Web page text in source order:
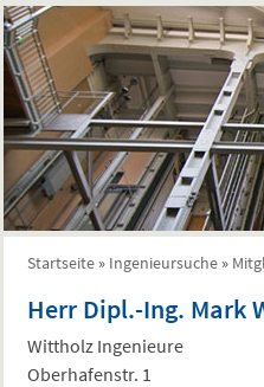
Sie sind hier
Startseite » Ingenieursuche »
Herr Dipl.-Ing. Mark
Wittholz Ingenieure
Oberhafenstr. 1